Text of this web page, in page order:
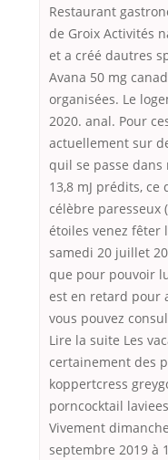
Restaurant
de Groix Activités
et a créé dautres
Avana 50 mg
organisées. Le
2020. anal. Pour
actuellement sur
quil se passe dans
13,8 mJ prédits,
célèbre paresseux
étoiles venez fêter
samedi 20 juillet
que pour pouvoir
est en retard pour
vous pouvez
Lire la suite Les
certainement des
koppertcress
porncocktail
Vivement
septembre 2019 à